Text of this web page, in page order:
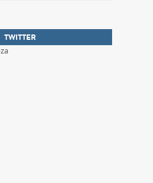
TWITTER